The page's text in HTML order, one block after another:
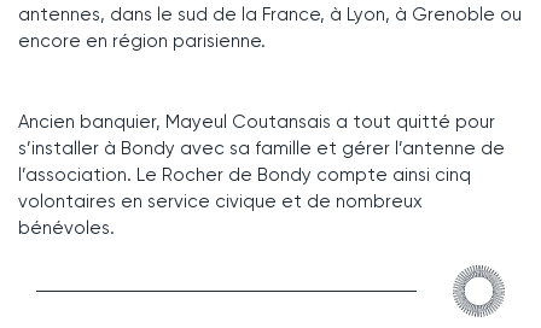
antennes, dans le sud de la France, à Lyon, à Grenoble ou
encore en région parisienne.
Ancien banquier, Mayeul Coutansais a tout quitté pour
s’installer à Bondy avec sa famille et gérer l’antenne de
l’association. Le Rocher de Bondy compte ainsi cinq
volontaires en service civique et de nombreux
bénévoles.